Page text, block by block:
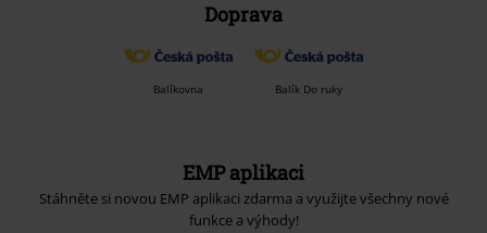
Doprava
Balíkovna Balík Do ruky
EMP aplikaci
Stáhněte si novou EMP aplikaci zdarma a využijte všechny nové
funkce a výhody!